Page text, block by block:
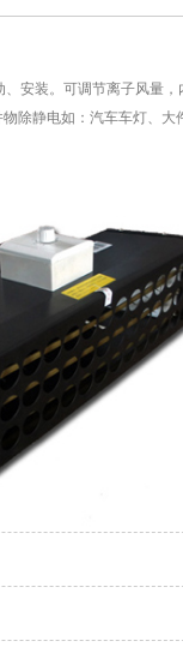
安装。可调节离子风量，
除静电如：汽车车灯、大